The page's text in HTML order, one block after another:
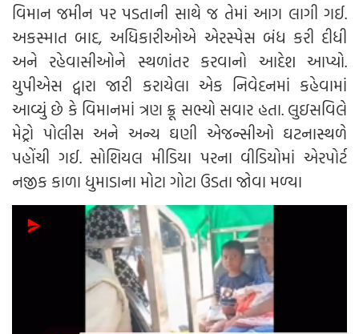
વિમાન જમીન પર પડતાની સાથે જ તેમાં આગ લાગી ગઈ.
અકસ્માત બાદ, અધિકારીઓએ એરસ્પેસ બંધ કરી દીધી
અને રહેવાસીઓને સ્થળાંતર કરવાનો આદેશ આપ્યો.
યુપીએસ દ્વારા જારી કરાયેલા એક નિવેદનમાં કહેવામાં
આવ્યું છે કે વિમાનમાં ત્રણ ક્રૂ સભ્યો સવાર હતા. લુઇસવિલે
મેટ્રો પોલીસ અને અન્ય ઘણી એજન્સીઓ ઘટનાસ્થળે
પહોંચી ગઈ. સોશિયલ મીડિયા પરના વીડિયોમાં એરપોર્ટ
નજીક કાળા ધુમાડાના મોટા ગોટા ઉડતા જોવા મળ્યા